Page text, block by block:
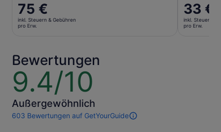
Der
Preis
beträgt
Erw.
75 €
inkl. Steuern & Gebühren
pro Erw.
Der
Preis
beträgt
33 €
inkl. Steuern &
pro Erw.
Bewertungen
9.4/10
9.4
von
10
Außergewöhnlich
603 Bewertungen auf GetYourGuide
603